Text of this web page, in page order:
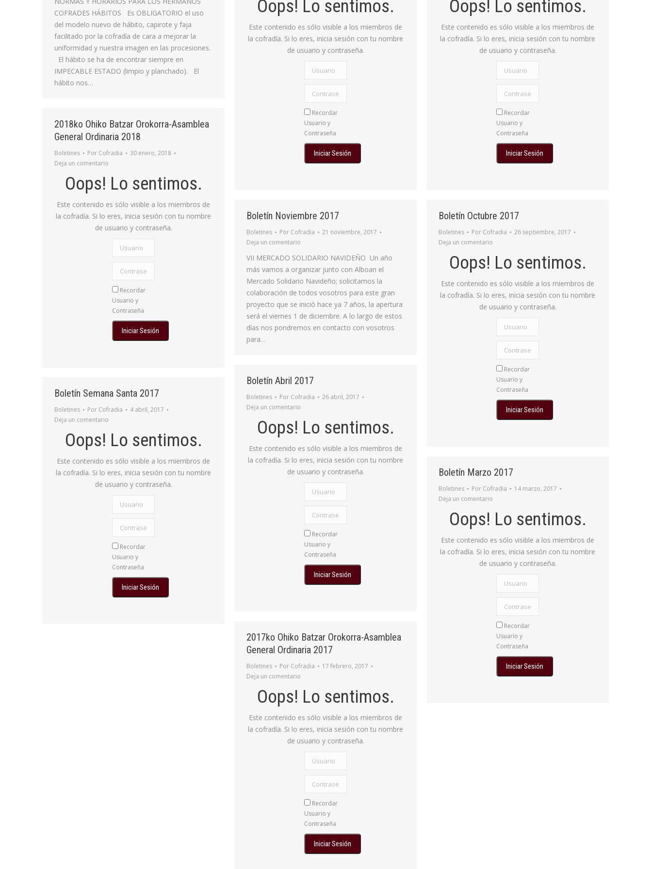
COFRADES HÁBITOS Es OBLIGATORIO el uso
del modelo nuevo de hábito, capirote y faja
facilitado por la cofradía de cara a mejorar la
uniformidad y nuestra imagen en las procesiones.
El hábito se ha de encontrar siempre en
IMPECABLE ESTADO (limpio y planchado). El
hábito nos…
Oops! Lo sentimos.
Este contenido es sólo visible a los miembros de
la cofradía. Si lo eres, inicia sesión con tu nombre
de usuario y contraseña.
Usuario
Contraseña:
Recordar
Usuario y
Contraseña
Oops! Lo sentimos.
Este contenido es sólo visible a los miembros de
la cofradía. Si lo eres, inicia sesión con tu nombre
de usuario y contraseña.
Usuario
Contraseña:
Recordar
Usuario y
Contraseña
2018ko Ohiko Batzar Orokorra-Asamblea
General Ordinaria 2018
Boletines Por Cofradia
30 enero, 2018
Deja un comentario
Oops! Lo sentimos.
Este contenido es sólo visible a los miembros de
la cofradía. Si lo eres, inicia sesión con tu nombre
de usuario y contraseña.
Usuario
Contraseña:
Recordar
Usuario y
Contraseña
Boletín Noviembre 2017
Boletines Por Cofradia
21 noviembre, 2017
Deja un comentario
VII MERCADO SOLIDARIO NAVIDEÑO Un año
más vamos a organizar junto con Alboan el
Mercado Solidario Navideño; solicitamos la
colaboración de todos vosotros para este gran
proyecto que se inició hace ya 7 años, la apertura
será el viernes 1 de diciembre. A lo largo de estos
días nos pondremos en contacto con vosotros
para…
Boletín Octubre 2017
Boletines Por Cofradia
26 septiembre, 2017
Deja un comentario
Oops! Lo sentimos.
Este contenido es sólo visible a los miembros de
la cofradía. Si lo eres, inicia sesión con tu nombre
de usuario y contraseña.
Usuario
Contraseña:
Recordar
Usuario y
Contraseña
Boletín Abril 2017
Boletines Por Cofradia
26 abril, 2017
Deja un comentario
Oops! Lo sentimos.
Este contenido es sólo visible a los miembros de
la cofradía. Si lo eres, inicia sesión con tu nombre
de usuario y contraseña.
Usuario
Contraseña:
Recordar
Usuario y
Contraseña
Boletín Semana Santa 2017
Boletines Por Cofradia
4 abril, 2017
Deja un comentario
Oops! Lo sentimos.
Este contenido es sólo visible a los miembros de
la cofradía. Si lo eres, inicia sesión con tu nombre
de usuario y contraseña.
Usuario
Contraseña:
Recordar
Usuario y
Contraseña
Boletín Marzo 2017
Boletines Por Cofradia
14 marzo, 2017
Deja un comentario
Oops! Lo sentimos.
Este contenido es sólo visible a los miembros de
la cofradía. Si lo eres, inicia sesión con tu nombre
de usuario y contraseña.
Usuario
Contraseña:
Recordar
Usuario y
Contraseña
2017ko Ohiko Batzar Orokorra-Asamblea
General Ordinaria 2017
Boletines Por Cofradia
17 febrero, 2017
Deja un comentario
Oops! Lo sentimos.
Este contenido es sólo visible a los miembros de
la cofradía. Si lo eres, inicia sesión con tu nombre
de usuario y contraseña.
Usuario
Contraseña:
Recordar
Usuario y
Contraseña